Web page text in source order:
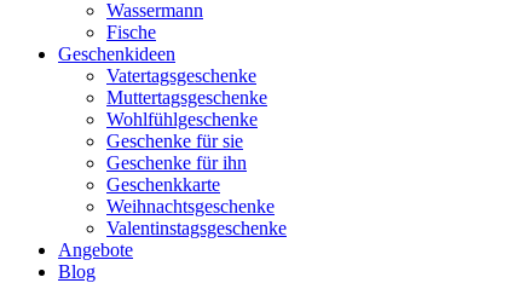
Wassermann
Fische
Geschenkideen
Vatertagsgeschenke
Muttertagsgeschenke
Wohlfühlgeschenke
Geschenke für sie
Geschenke für ihn
Geschenkkarte
Weihnachtsgeschenke
Valentinstagsgeschenke
Angebote
Blog